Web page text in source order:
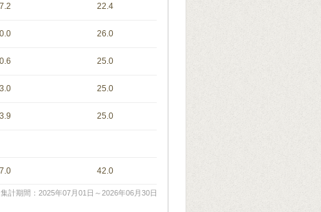
22.4
26.0
25.0
25.0
25.0
42.0
集計期間：2025年07月01日～2026年06月30日